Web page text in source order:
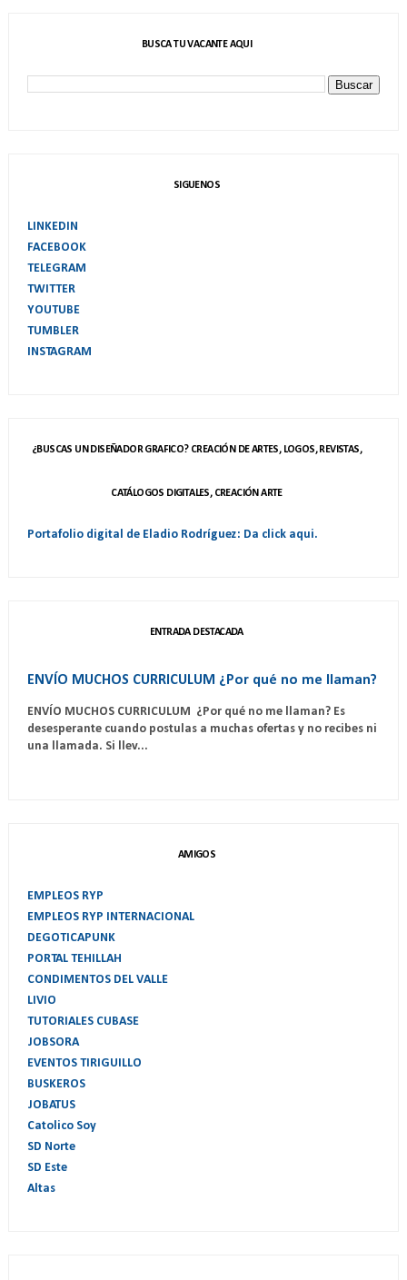
BUSCA TU VACANTE AQUI
SIGUENOS
LINKEDIN
FACEBOOK
TELEGRAM
TWITTER
YOUTUBE
TUMBLER
INSTAGRAM
¿BUSCAS UN DISEÑADOR GRAFICO? CREACIÓN DE ARTES, LOGOS, REVISTAS,
CATÁLOGOS DIGITALES, CREACIÓN ARTE
Portafolio digital de Eladio Rodríguez: Da click aqui.
ENTRADA DESTACADA
ENVÍO MUCHOS CURRICULUM ¿Por qué no me llaman?
ENVÍO MUCHOS CURRICULUM ¿Por qué no me llaman? Es
desesperante cuando postulas a muchas ofertas y no recibes ni
una llamada. Si llev...
AMIGOS
EMPLEOS RYP
EMPLEOS RYP INTERNACIONAL
DEGOTICAPUNK
PORTAL TEHILLAH
CONDIMENTOS DEL VALLE
LIVIO
TUTORIALES CUBASE
JOBSORA
EVENTOS TIRIGUILLO
BUSKEROS
JOBATUS
Catolico Soy
SD Norte
SD Este
Altas